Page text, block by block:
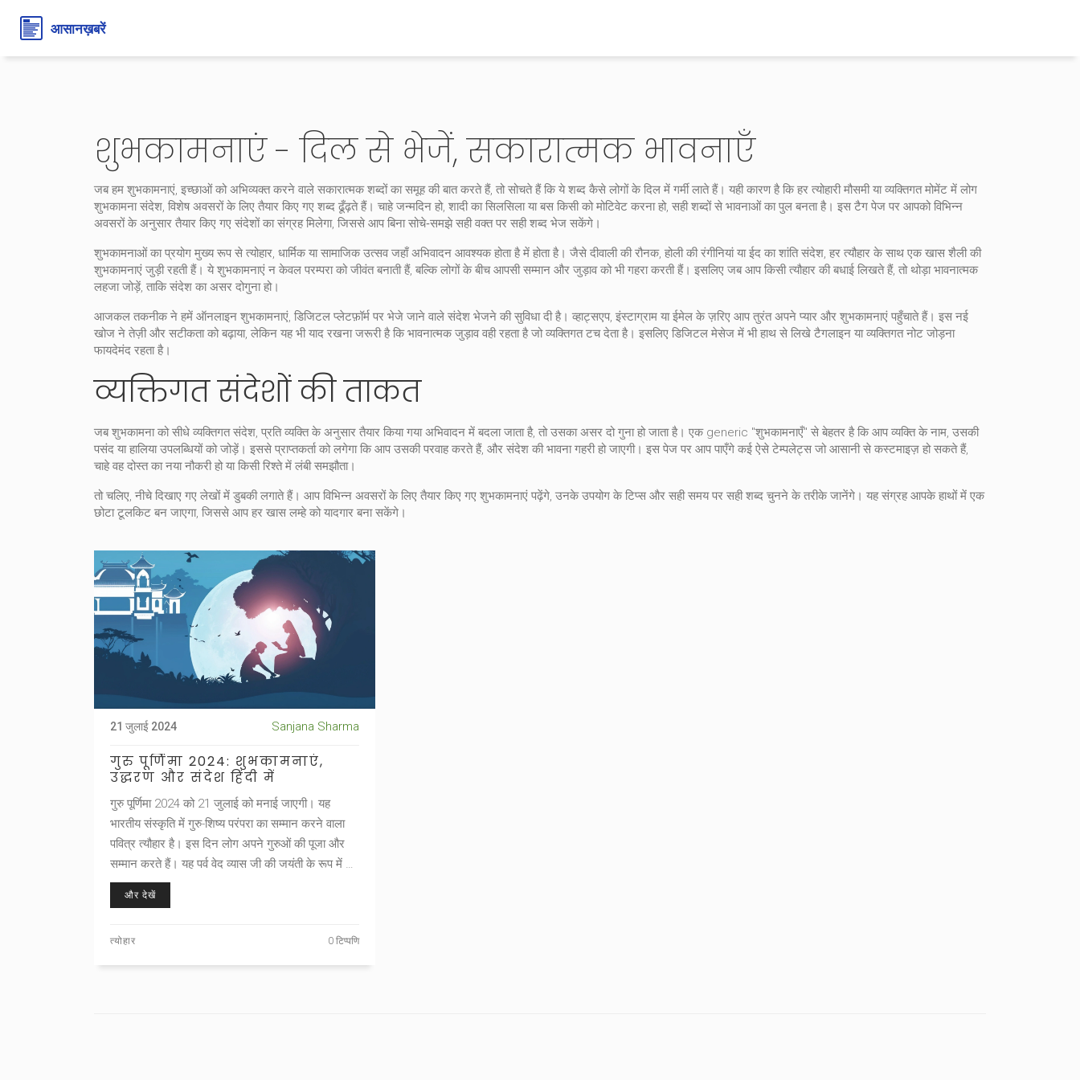
शुभकामनाएं - दिल से भेजें, सकारात्मक भावनाएँ
जब हम शुभकामनाएं, इच्छाओं को अभिव्यक्त करने वाले सकारात्मक शब्दों का समूहकी बात करते हैं, तो सोचते हैं कि ये शब्द कैसे लोगों के दिल में गर्मी लाते हैं। यही कारण है कि हर त्योहारी मौसमी या व्यक्तिगत मोमेंट में लोग
शुभकामना संदेश, विशेष अवसरों के लिए तैयार किए गए शब्द ढूँढ़ते हैं। चाहे जन्मदिन हो, शादी का सिलसिला या बस किसी को मोटिवेट करना हो, सही शब्दों से भावनाओं का पुल बनता है। इस टैग पेज पर आपको विभिन्न
अवसरों के अनुसार तैयार किए गए संदेशों का संग्रह मिलेगा, जिससे आप बिना सोचे‑समझे सही वक्त पर सही शब्द भेज सकेंगे।
शुभकामनाओं का प्रयोग मुख्य रूप से त्योहार, धार्मिक या सामाजिक उत्सव जहाँ अभिवादन आवश्यक होता हैमें होता है। जैसे दीवाली की रौनक, होली की रंगीनियां या ईद का शांति संदेश, हर त्यौहार के साथ एक खास शैली की
शुभकामनाएं जुड़ी रहती हैं। ये शुभकामनाएं न केवल परम्परा को जीवंत बनाती हैं, बल्कि लोगों के बीच आपसी सम्मान और जुड़ाव को भी गहरा करती हैं। इसलिए जब आप किसी त्यौहार की बधाई लिखते हैं, तो थोड़ा भावनात्मक
लहजा जोड़ें, ताकि संदेश का असर दोगुना हो।
आजकल तकनीक ने हमें ऑनलाइन शुभकामनाएं, डिजिटल प्लेटफ़ॉर्म पर भेजे जाने वाले संदेश भेजने की सुविधा दी है। व्हाट्सएप, इंस्टाग्राम या ईमेल के ज़रिए आप तुरंत अपने प्यार और शुभकामनाएं पहुँचाते हैं। इस नई
खोज ने तेज़ी और सटीकता को बढ़ाया, लेकिन यह भी याद रखना जरूरी है कि भावनात्मक जुड़ाव वही रहता है जो व्यक्तिगत टच देता है। इसलिए डिजिटल मेसेज में भी हाथ से लिखे टैगलाइन या व्यक्तिगत नोट जोड़ना
फायदेमंद रहता है।
व्यक्तिगत संदेशों की ताकत
जब शुभकामना को सीधे व्यक्तिगत संदेश, प्रति व्यक्ति के अनुसार तैयार किया गया अभिवादन में बदला जाता है, तो उसका असर दो गुना हो जाता है। एक generic "शुभकामनाएँ" से बेहतर है कि आप व्यक्ति के नाम, उसकी
पसंद या हालिया उपलब्धियों को जोड़ें। इससे प्राप्तकर्ता को लगेगा कि आप उसकी परवाह करते हैं, और संदेश की भावना गहरी हो जाएगी। इस पेज पर आप पाएँगे कई ऐसे टेम्पलेट्स जो आसानी से कस्टमाइज़ हो सकते हैं,
चाहे वह दोस्त का नया नौकरी हो या किसी रिश्ते में लंबी समझौता।
तो चलिए, नीचे दिखाए गए लेखों में डुबकी लगाते हैं। आप विभिन्न अवसरों के लिए तैयार किए गए शुभकामनाएं पढ़ेंगे, उनके उपयोग के टिप्स और सही समय पर सही शब्द चुनने के तरीके जानेंगे। यह संग्रह आपके हाथों में एक
छोटा टूलकिट बन जाएगा, जिससे आप हर खास लम्हे को यादगार बना सकेंगे।
21 जुलाई 2024 Sanjana Sharma
गुरु पूर्णिमा 2024: शुभकामनाएं,
उद्धरण और संदेश हिंदी में
गुरु पूर्णिमा 2024 को 21 जुलाई को मनाई जाएगी। यह
भारतीय संस्कृति में गुरु-शिष्य परंपरा का सम्मान करने वाला
पवित्र त्यौहार है। इस दिन लोग अपने गुरुओं की पूजा और
सम्मान करते हैं। यह पर्व वेद व्यास जी की जयंती के रूप में भी
मनाया जाता है जिन्होंने मानवता को चारों वेदों का ज्ञान दिया।
इस विशेष दिन की महत्ता पर आधारित शुभकामनाएं, उद्धरण
और देखें
त्योहार 0 टिप्पणि